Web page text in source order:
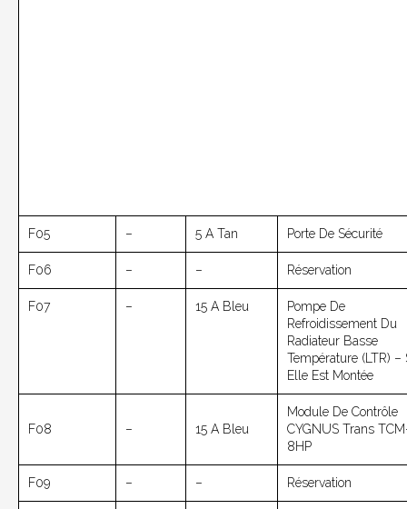
F05 – 5 A Tan Porte De Sécurité
F06 – – Réservation
F07 – 15 A Bleu
Pompe De
Refroidissement Du
Radiateur Basse
Température (LTR) –
Elle Est Montée
F08 – 15 A Bleu
Module De Contrôle
CYGNUS Trans
8HP
F09 – – Réservation